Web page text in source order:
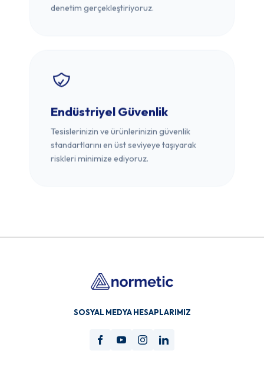
denetim gerçekleştiriyoruz.
Endüstriyel Güvenlik
Tesislerinizin ve ürünlerinizin güvenlik
standartlarını en üst seviyeye taşıyarak
riskleri minimize ediyoruz.
SOSYAL MEDYA HESAPLARIMIZ